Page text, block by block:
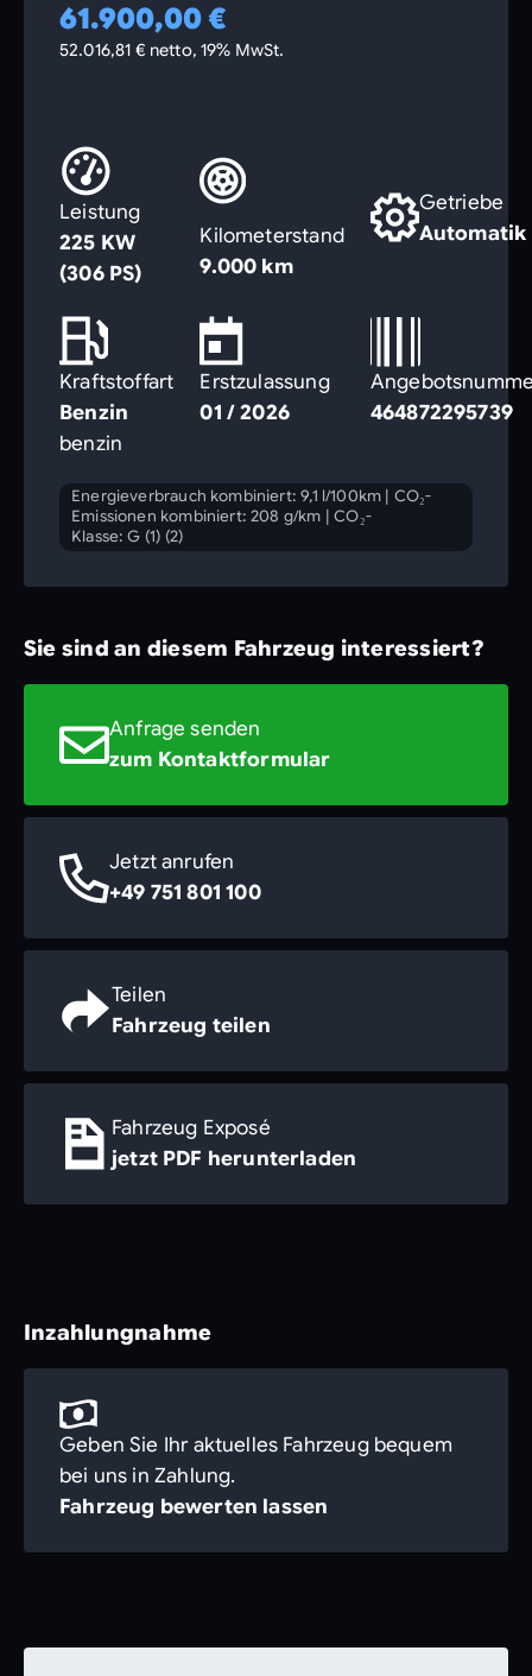
61.900,00 €
52.016,81 € netto, 19% MwSt.
Leistung
225 KW
(306 PS)
Kilometerstand
9.000 km
Getriebe
Automatik
Kraftstoffart
Benzin
Erstzulassung
01 / 2026
464872295739
benzin
Energieverbrauch kombiniert: 9,1 l/100km | CO₂-
Emissionen kombiniert: 208 g/km |CO₂-
Klasse: G (1) (2)
Sie sind an diesem Fahrzeug interessiert?
Anfrage senden
zum Kontaktformular
Jetzt anrufen
+49 751 801 100
Teilen
Fahrzeug teilen
Fahrzeug Exposé
jetzt PDF herunterladen
Inzahlungnahme
Geben Sie Ihr aktuelles Fahrzeug bequem
bei uns in Zahlung.
Fahrzeug bewerten lassen